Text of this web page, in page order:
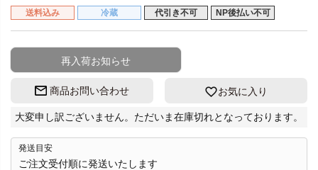
送料込み 冷蔵 代引き不可 NP後払い不可
再入荷お知らせ
商品お問い合わせ お気に入り
大変申し訳ございません。ただいま在庫切れとなっております。
発送目安
ご注文受付順に発送いたします